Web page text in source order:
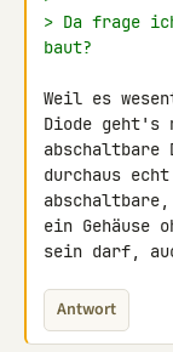
> Da frage
baut?
Weil es
Diode geht's
durchaus echt
ein Gehäuse
sein darf,
Antwort